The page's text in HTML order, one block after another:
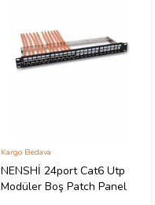
NENSHİ 24port Cat6 Utp
Modüler Boş Patch Panel
Kargo Bedava